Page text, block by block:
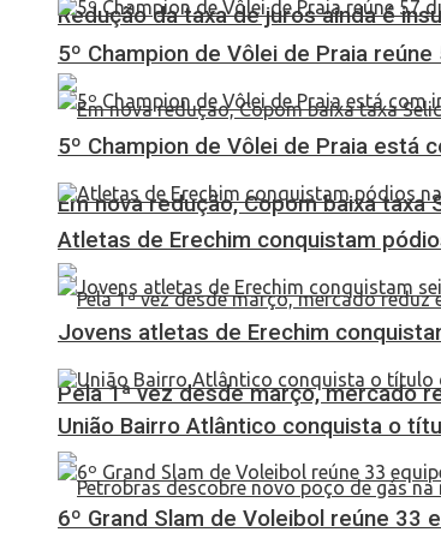
Redução da taxa de juros ainda é
Em nova redução, Copom baixa taxa
Pela 1ª vez desde março, mercado
5º Champion de Vôlei de Praia
5º Champion de Vôlei de Praia está
Atletas de Erechim conquistam
Jovens atletas de Erechim
União Bairro Atlântico conquista o
6º Grand Slam de Voleibol reúne 33